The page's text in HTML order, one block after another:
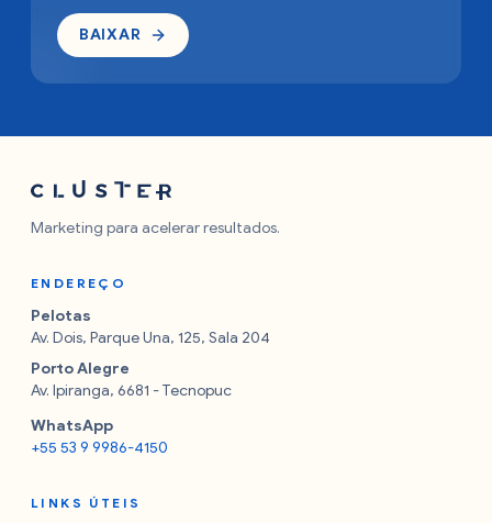
BAIXAR
Marketing para acelerar resultados.
ENDEREÇO
Pelotas
Av. Dois, Parque Una, 125, Sala 204
Porto Alegre
Av. Ipiranga, 6681 - Tecnopuc
WhatsApp
+55 53 9 9986-4150
LINKS ÚTEIS